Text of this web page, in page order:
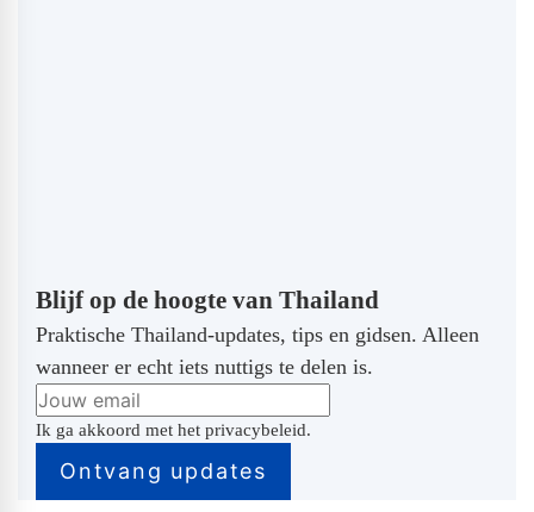
Blijf op de hoogte van Thailand
Praktische Thailand-updates, tips en gidsen. Alleen
wanneer er echt iets nuttigs te delen is.
Ik ga akkoord met het privacybeleid.